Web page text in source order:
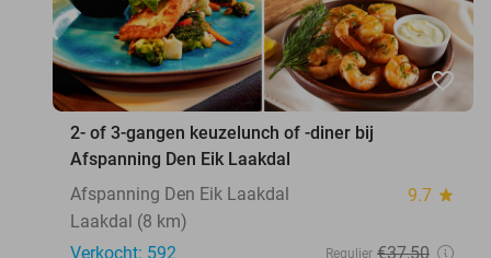
favorite_border
2- of 3-gangen keuzelunch of -diner bij
Afspanning Den Eik Laakdal
Afspanning Den Eik Laakdal
9.7 star
Laakdal (8 km)
Verkocht: 592
Regulier €37,50